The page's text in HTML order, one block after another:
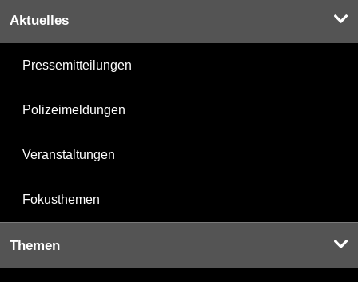
Aktuelles
Pressemitteilungen
Polizeimeldungen
Veranstaltungen
Fokusthemen
Themen